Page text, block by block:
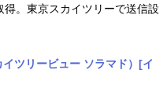
。 東京スカイツリーで送信設
ツリービュー ソラマド）[イ